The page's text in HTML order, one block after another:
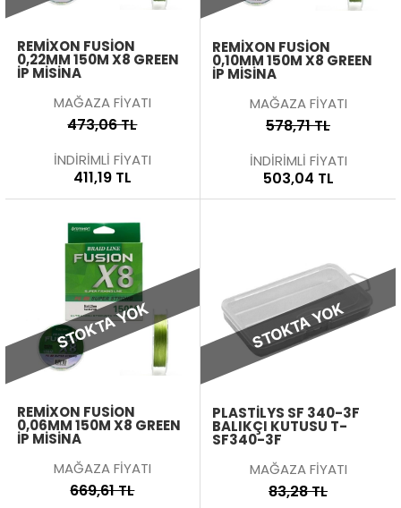
REMIXON FUSION
0,22MM 150M X8 GREEN
İP MISINA
MAĞAZA FİYATI
473,06 TL
İNDİRİMLİ FİYATI
411,19 TL
REMIXON FUSION
0,10MM 150M X8 GREEN
İP MISINA
MAĞAZA FİYATI
578,71 TL
İNDİRİMLİ FİYATI
503,04 TL
STOKTA YOK
REMIXON FUSION
0,06MM 150M X8 GREEN
İP MISINA
MAĞAZA FİYATI
669,61 TL
STOKTA YOK
PLASTILYS SF 340-3F
BALIKÇI KUTUSU T-
SF340-3F
MAĞAZA FİYATI
83,28 TL